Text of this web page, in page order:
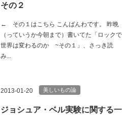
その２
← その１はこちら こんばんわです。 昨晩
（っていうか今朝まで）書いてた「ロックで
世界は変わるのか ~その１」、さっき読
み...
2013-01-20 美しいもの論
ジョシュア・ベル実験に関する一